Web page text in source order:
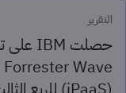
التقرير